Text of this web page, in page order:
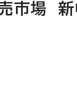
売市場